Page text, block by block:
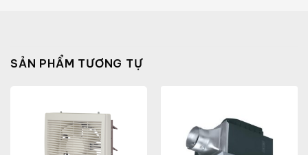
SẢN PHẨM TƯƠNG TỰ